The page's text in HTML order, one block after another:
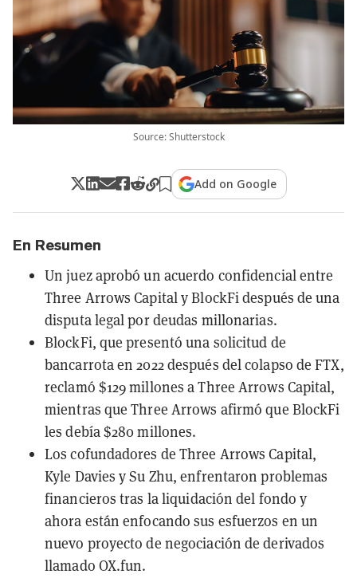
Source: Shutterstock
Add on Google
En Resumen
Un juez aprobó un acuerdo confidencial entre
Three Arrows Capital y BlockFi después de una
disputa legal por deudas millonarias.
BlockFi, que presentó una solicitud de
bancarrota en 2022 después del colapso de FTX,
reclamó $129 millones a Three Arrows Capital,
mientras que Three Arrows afirmó que BlockFi
les debía $280 millones.
Los cofundadores de Three Arrows Capital,
Kyle Davies y Su Zhu, enfrentaron problemas
financieros tras la liquidación del fondo y
ahora están enfocando sus esfuerzos en un
nuevo proyecto de negociación de derivados
llamado OX.fun.